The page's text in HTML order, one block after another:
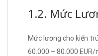
1.2. Mức
Mức lương cho kiến
60.000 – 80.000